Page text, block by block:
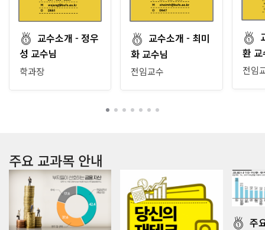
교수소개 - 정우
성 교수님
학과장
교수소개 - 최미
화 교수님
전임교수
환
전임
주요 교과목 안내
주